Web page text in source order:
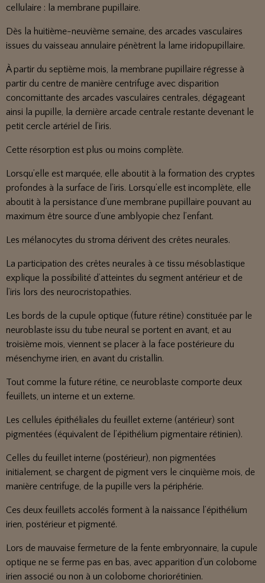
cellulaire : la membrane pupillaire.
Dès la huitième-neuvième semaine, des arcades vasculaires
issues du vaisseau annulaire pénètrent la lame iridopupillaire.
À partir du septième mois, la membrane pupillaire régresse à
partir du centre de manière centrifuge avec disparition
concomittante des arcades vasculaires centrales, dégageant
ainsi la pupille, la dernière arcade centrale restante devenant le
petit cercle artériel de l’iris.
Cette résorption est plus ou moins complète.
Lorsqu’elle est marquée, elle aboutit à la formation des cryptes
profondes à la surface de l’iris. Lorsqu’elle est incomplète, elle
aboutit à la persistance d’une membrane pupillaire pouvant au
maximum être source d’une amblyopie chez l’enfant.
Les mélanocytes du stroma dérivent des crêtes neurales.
La participation des crêtes neurales à ce tissu mésoblastique
explique la possibilité d’atteintes du segment antérieur et de
l’iris lors des neurocristopathies.
Les bords de la cupule optique (future rétine) constituée par le
neuroblaste issu du tube neural se portent en avant, et au
troisième mois, viennent se placer à la face postérieure du
mésenchyme irien, en avant du cristallin.
Tout comme la future rétine, ce neuroblaste comporte deux
feuillets, un interne et un externe.
Les cellules épithéliales du feuillet externe (antérieur) sont
pigmentées (équivalent de l’épithélium pigmentaire rétinien).
Celles du feuillet interne (postérieur), non pigmentées
initialement, se chargent de pigment vers le cinquième mois, de
manière centrifuge, de la pupille vers la périphérie.
Ces deux feuillets accolés forment à la naissance l’épithélium
irien, postérieur et pigmenté.
Lors de mauvaise fermeture de la fente embryonnaire, la cupule
optique ne se ferme pas en bas, avec apparition d’un colobome
irien associé ou non à un colobome choriorétinien.